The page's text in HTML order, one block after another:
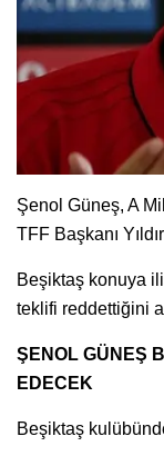
Şenol Güneş, A
TFF Başkanı
Beşiktaş konuya
teklifi reddettiğini
ŞENOL GÜNEŞ
EDECEK
Beşiktaş